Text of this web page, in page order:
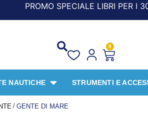
LIBRI PER I 30 ANNI DEL
0
NAUTICHE STRUMENTI E
/ GENTE DI MARE